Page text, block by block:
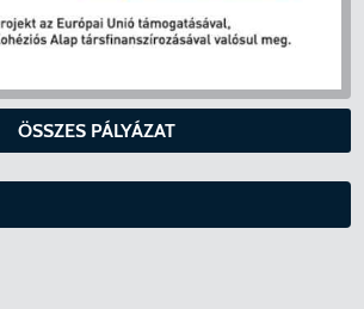
ÖSSZES PÁLYÁZAT